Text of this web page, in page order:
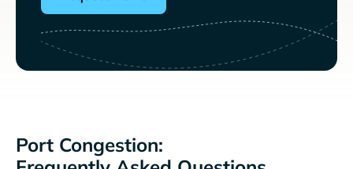
Port Congestion: